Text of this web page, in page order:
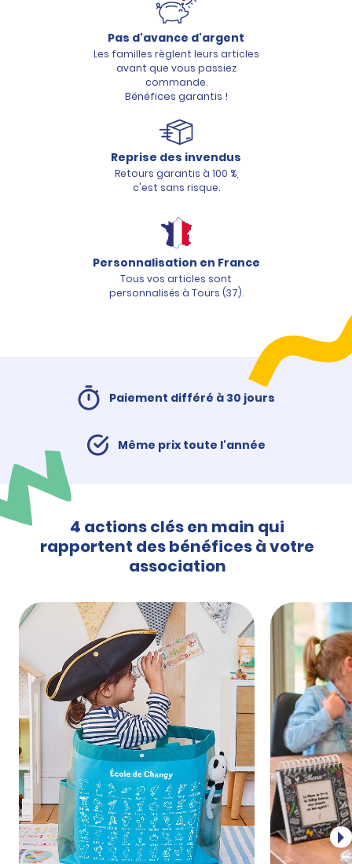
Pas d'avance d'argent
Les familles règlent leurs articles
avant que vous passiez
commande.
Bénéfices garantis !
Reprise des invendus
Retours garantis à 100 %,
c'est sans risque.
Personnalisation en France
Tous vos articles sont
personnalisés à Tours (37).
Paiement différé à 30 jours
Même prix toute l'année
4 actions clés en main qui
rapportent des bénéfices à votre
association